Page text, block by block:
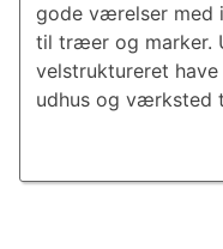
gode værelser med
til træer og marker.
velstruktureret
udhus og værksted